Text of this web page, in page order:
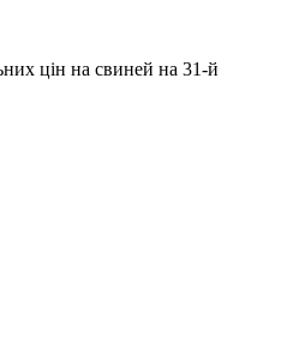
цін на свиней на 31-й